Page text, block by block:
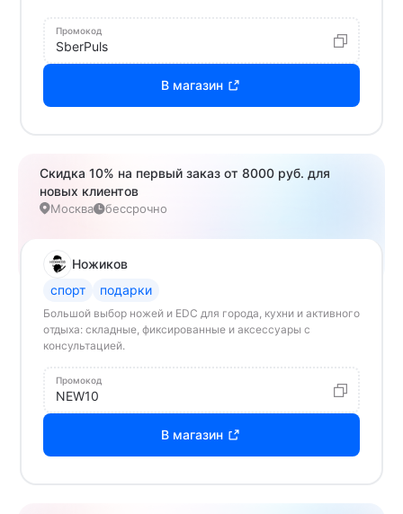
Промокод
SberPuls
В магазин
Скидка 10% на первый заказ от 8000 руб. для
новых клиентов
Москва бессрочно
Ножиков
спорт
подарки
Большой выбор ножей и EDC для города, кухни и активного
отдыха: складные, фиксированные и аксессуары с
консультацией.
Промокод
NEW10
В магазин